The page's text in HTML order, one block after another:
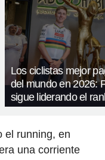
Los ciclistas mejor
del mundo en 2026:
sigue liderando el
el running, en
una corriente